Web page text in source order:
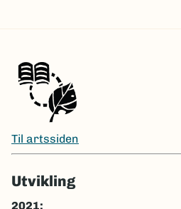
Til artssiden
Utvikling
2021: